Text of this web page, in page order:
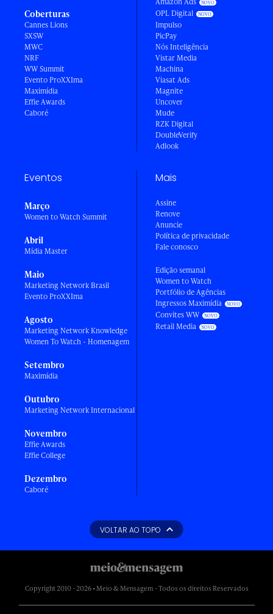
Coberturas
Cannes Lions
SXSW
MWC
NRF
WW Summit
Evento ProXXIma
Maximídia
Effie Awards
Caboré
OPL Digital
Impulso
PicPay
Nós Inteligência
Vistar Media
Machina
Viasat Ads
Magnite
Uncover
Mude
RZK Digital
DoubleVerify
Adlook
Eventos
Março
Women to Watch Summit
Abril
Mídia Master
Maio
Marketing Network Brasil
Evento ProXXIma
Agosto
Marketing Network Knowledge
Women To Watch - Homenagem
Setembro
Maximídia
Outubro
Marketing Network Internacional
Novembro
Effie Awards
Effie College
Dezembro
Caboré
Mais
Assine
Renove
Anuncie
Política de privacidade
Fale conosco
Edição semanal
Women to Watch
Portfólio de Agências
Ingressos Maximídia
Convites WW
Retail Media
VOLTAR AO TOPO
Copyright 2010 - 2026 • Meio & Mensagem - Todos os direitos Reservados